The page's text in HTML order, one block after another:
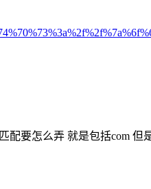
配要怎么弄 就是包括com 但